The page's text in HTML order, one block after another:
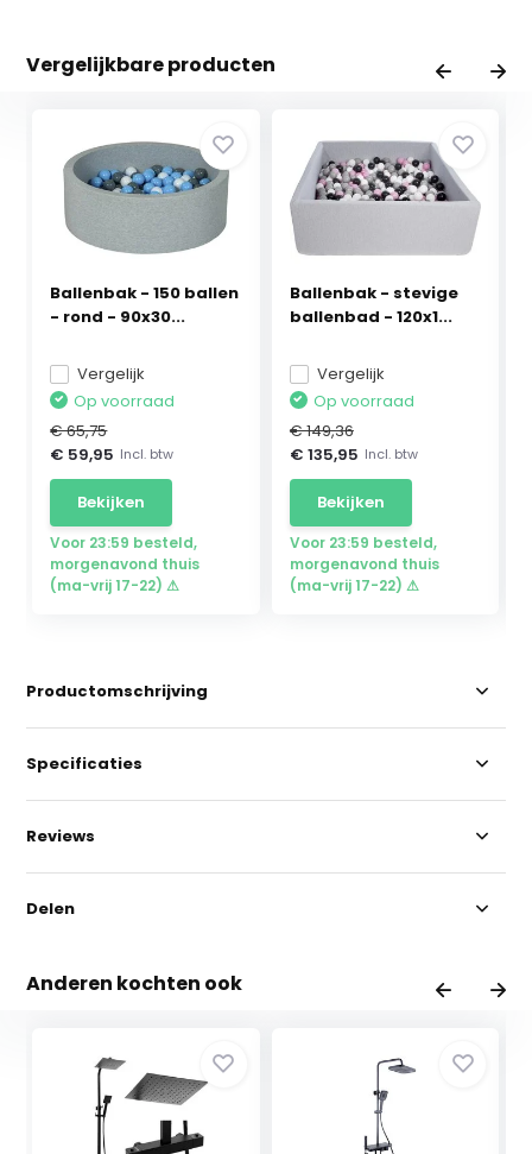
Vergelijkbare producten
Ballenbak - 150 ballen
- rond - 90x30...
Vergelijk
Op voorraad
€ 65,75
€ 59,95 Incl. btw
Bekijken
Voor 23:59 besteld,
morgenavond thuis
(ma-vrij 17-22) ⚠
Ballenbak - stevige
ballenbad - 120x1...
Vergelijk
Op voorraad
€ 149,36
€ 135,95 Incl. btw
Bekijken
Voor 23:59 besteld,
morgenavond thuis
(ma-vrij 17-22) ⚠
Productomschrijving
Specificaties
Reviews
Delen
Anderen kochten ook